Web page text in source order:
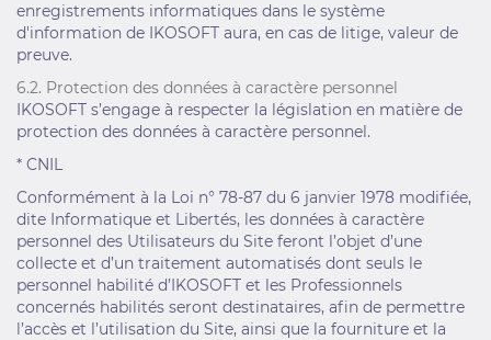
enregistrements informatiques dans le système
d'information de IKOSOFT aura, en cas de litige, valeur de
preuve.
6.2. Protection des données à caractère personnel
IKOSOFT s’engage à respecter la législation en matière de
protection des données à caractère personnel.
* CNIL
Conformément à la Loi n° 78-87 du 6 janvier 1978 modifiée,
dite Informatique et Libertés, les données à caractère
personnel des Utilisateurs du Site feront l’objet d’une
collecte et d’un traitement automatisés dont seuls le
personnel habilité d’IKOSOFT et les Professionnels
concernés habilités seront destinataires, afin de permettre
l’accès et l’utilisation du Site, ainsi que la fourniture et la